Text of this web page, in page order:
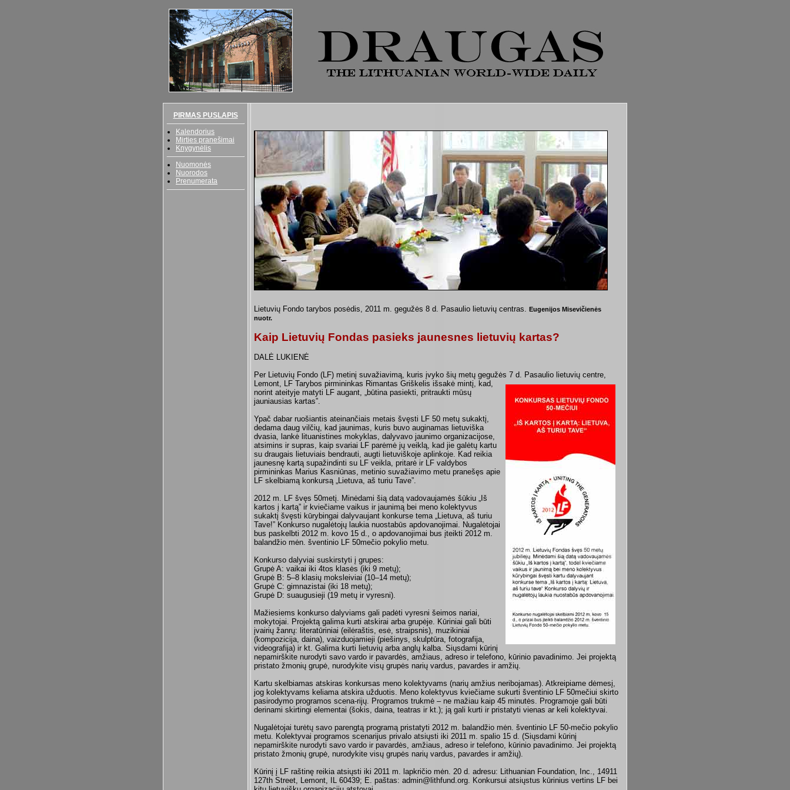
PIRMAS PUSLAPIS
Kalendorius
Mirties pranešimai
Knygynėlis
Nuomonės
Nuorodos
Prenumerata
Lietuvių Fondo tarybos posėdis, 2011 m. gegužės 8 d. Pasaulio lietuvių centras. Eugenijos Misevičienės
nuotr.
Kaip Lietuvių Fondas pasieks jaunesnes lietuvių kartas?
DALĖ LUKIENĖ
Per Lietuvių Fondo (LF) metinį suvažiavimą, kuris įvyko šių metų gegužės 7 d. Pasaulio lietuvių centre,
Lemont, LF Tarybos pirmininkas Rimantas Griškelis išsakė mintį, kad,
norint ateityje matyti LF augant, „būtina pasiekti, pritraukti mūsų
jauniausias kartas”.
Ypač dabar ruošiantis ateinančiais metais švęsti LF 50 metų sukaktį,
dedama daug vilčių, kad jaunimas, kuris buvo auginamas lietuviška
dvasia, lankė lituanistines mokyklas, dalyvavo jaunimo organizacijose,
atsimins ir supras, kaip svariai LF parėmė jų veiklą, kad jie galėtų kartu
su draugais lietuviais bendrauti, augti lietuviškoje aplinkoje. Kad reikia
jaunesnę kartą supažindinti su LF veikla, pritarė ir LF valdybos
pirmininkas Marius Kasniūnas, metinio suvažiavimo metu pranešęs apie
LF skelbiamą konkursą „Lietuva, aš turiu Tave”.
2012 m. LF švęs 50metį. Minėdami šią datą vadovaujamės šūkiu „Iš
kartos į kartą” ir kviečiame vaikus ir jaunimą bei meno kolektyvus
sukaktį švęsti kūrybingai dalyvaujant konkurse tema „Lietuva, aš turiu
Tave!” Konkurso nugalėtojų laukia nuostabūs apdovanojimai. Nugalėtojai
bus paskelbti 2012 m. kovo 15 d., o apdovanojimai bus įteikti 2012 m.
balandžio mėn. šventinio LF 50mečio pokylio metu.
Konkurso dalyviai suskirstyti į grupes:
Grupė A: vaikai iki 4tos klasės (iki 9 metų);
Grupė B: 5–8 klasių moksleiviai (10–14 metų);
Grupė C: gimnazistai (iki 18 metų);
Grupė D: suaugusieji (19 metų ir vyresni).
Mažiesiems konkurso dalyviams gali padėti vyresni šeimos nariai,
mokytojai. Projektą galima kurti atskirai arba grupėje. Kūriniai gali būti
įvairių žanrų: literatūriniai (eilėraštis, esė, straipsnis), muzikiniai
(kompozicija, daina), vaizduojamieji (piešinys, skulptūra, fotografija,
videografija) ir kt. Galima kurti lietuvių arba anglų kalba. Siųsdami kūrinį
nepamirškite nurodyti savo vardo ir pavardės, amžiaus, adreso ir telefono, kūrinio pavadinimo. Jei projektą
pristato žmonių grupė, nurodykite visų grupės narių vardus, pavardes ir amžių.
Kartu skelbiamas atskiras konkursas meno kolektyvams (narių amžius neribojamas). Atkreipiame dėmesį,
jog kolektyvams keliama atskira užduotis. Meno kolektyvus kviečiame sukurti šventinio LF 50mečiui skirto
pasirodymo programos scena-rijų. Programos trukmė – ne mažiau kaip 45 minutės. Programoje gali būti
derinami skirtingi elementai (šokis, daina, teatras ir kt.); ją gali kurti ir pristatyti vienas ar keli kolektyvai.
Nugalėtojai turėtų savo parengtą programą pristatyti 2012 m. balandžio mėn. šventinio LF 50-mečio pokylio
metu. Kolektyvai programos scenarijus privalo atsiųsti iki 2011 m. spalio 15 d. (Siųsdami kūrinį
nepamirškite nurodyti savo vardo ir pavardės, amžiaus, adreso ir telefono, kūrinio pavadinimo. Jei projektą
pristato žmonių grupė, nurodykite visų grupės narių vardus, pavardes ir amžių).
Kūrinį į LF raštinę reikia atsiųsti iki 2011 m. lapkričio mėn. 20 d. adresu: Lithuanian Foundation, Inc., 14911
127th Street, Lemont, IL 60439; E. paštas: admin@lithfund.org. Konkursui atsiųstus kūrinius vertins LF bei